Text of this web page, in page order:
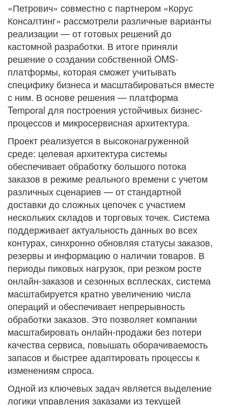
«Петрович» совместно с партнером «Корус
Консалтинг» рассмотрели различные варианты
реализации — от готовых решений до
кастомной разработки. В итоге приняли
решение о создании собственной OMS-
платформы, которая сможет учитывать
специфику бизнеса и масштабироваться вместе
с ним. В основе решения — платформа
Temporal для построения устойчивых бизнес-
процессов и микросервисная архитектура.
Проект реализуется в высоконагруженной
среде: целевая архитектура системы
обеспечивает обработку большого потока
заказов в режиме реального времени с учетом
различных сценариев — от стандартной
доставки до сложных цепочек с участием
нескольких складов и торговых точек. Система
поддерживает актуальность данных во всех
контурах, синхронно обновляя статусы заказов,
резервы и информацию о наличии товаров. В
периоды пиковых нагрузок, при резком росте
онлайн-заказов и сезонных всплесках, система
масштабируется кратно увеличению числа
операций и обеспечивает непрерывность
обработки заказов. Это позволяет компании
масштабировать онлайн-продажи без потери
качества сервиса, повышать оборачиваемость
запасов и быстрее адаптировать процессы к
изменениям спроса.
Одной из ключевых задач является выделение
логики управления заказами из текущей